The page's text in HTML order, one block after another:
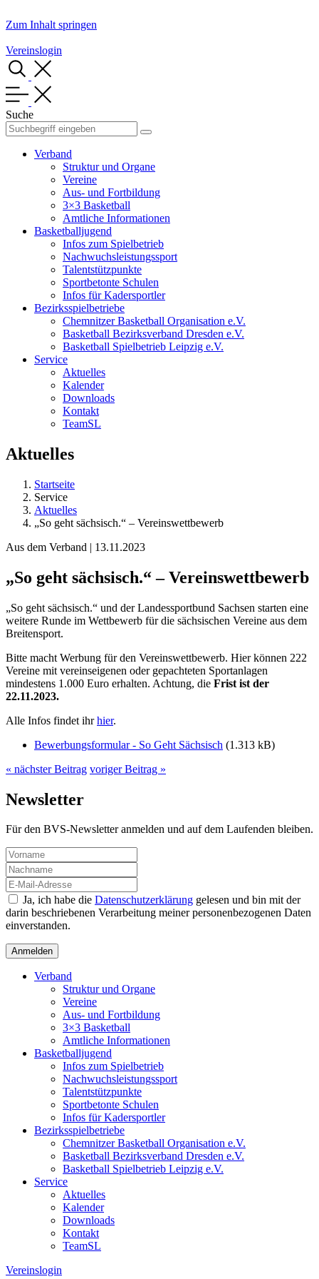
Zum Inhalt springen
Vereinslogin
Suche
Verband
Struktur und Organe
Vereine
Aus- und Fortbildung
3×3 Basketball
Amtliche Informationen
Basketballjugend
Infos zum Spielbetrieb
Nachwuchsleistungssport
Talentstützpunkte
Sportbetonte Schulen
Infos für Kadersportler
Bezirksspielbetriebe
Chemnitzer Basketball Organisation e.V.
Basketball Bezirksverband Dresden e.V.
Basketball Spielbetrieb Leipzig e.V.
Service
Aktuelles
Kalender
Downloads
Kontakt
TeamSL
Aktuelles
Startseite
Service
Aktuelles
„So geht sächsisch.“ – Vereinswettbewerb
Aus dem Verband | 13.11.2023
„So geht sächsisch.“ – Vereinswettbewerb
„So geht sächsisch.“ und der Landessportbund Sachsen starten eine
weitere Runde im Wettbewerb für die sächsischen Vereine aus dem
Breitensport.
Bitte macht Werbung für den Vereinswettbewerb. Hier können 222
Vereine mit vereinseigenen oder gepachteten Sportanlagen
mindestens 1.000 Euro erhalten. Achtung, die Frist ist der
22.11.2023.
Alle Infos findet ihrhier.
Bewerbungsformular - So Geht Sächsisch (1.313 kB)
« nächster Beitrag voriger Beitrag »
Newsletter
Für den BVS-Newsletter anmelden und auf dem Laufenden bleiben.
Ja, ich habe die Datenschutzerklärung gelesen und bin mit der
darin beschriebenen Verarbeitung meiner personenbezogenen Daten
einverstanden.
Verband
Struktur und Organe
Vereine
Aus- und Fortbildung
3×3 Basketball
Amtliche Informationen
Basketballjugend
Infos zum Spielbetrieb
Nachwuchsleistungssport
Talentstützpunkte
Sportbetonte Schulen
Infos für Kadersportler
Bezirksspielbetriebe
Chemnitzer Basketball Organisation e.V.
Basketball Bezirksverband Dresden e.V.
Basketball Spielbetrieb Leipzig e.V.
Service
Aktuelles
Kalender
Downloads
Kontakt
TeamSL
Vereinslogin